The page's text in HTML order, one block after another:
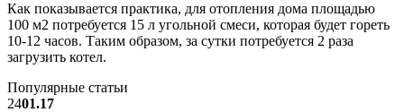
Как показывается практика, для отопления дома площадью
100 м2 потребуется 15 л угольной смеси, которая будет гореть
10-12 часов. Таким образом, за сутки потребуется 2 раза
загрузить котел.
Популярные статьи
2401.17